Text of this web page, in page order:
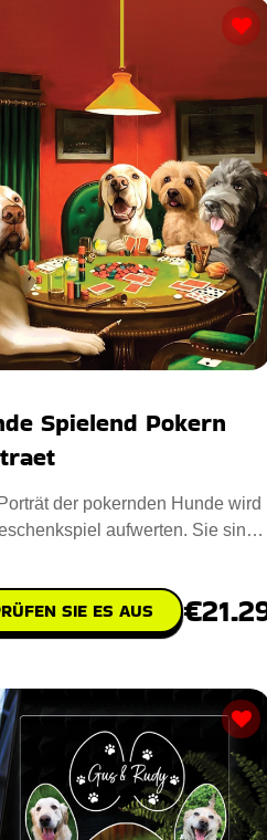
Spielend Pokern
der pokernden Hunde wird
aufwerten. Sie sind
SIE ES AUS